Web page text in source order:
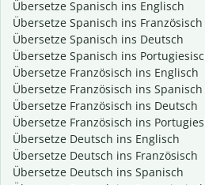
Übersetze Spanisch ins Englisch
Übersetze Spanisch ins Französisch
Übersetze Spanisch ins Deutsch
Übersetze Spanisch ins
Übersetze Französisch ins Englisch
Übersetze Französisch ins Spanisch
Übersetze Französisch ins Deutsch
Übersetze Französisch ins
Übersetze Deutsch ins Englisch
Übersetze Deutsch ins Französisch
Übersetze Deutsch ins Spanisch